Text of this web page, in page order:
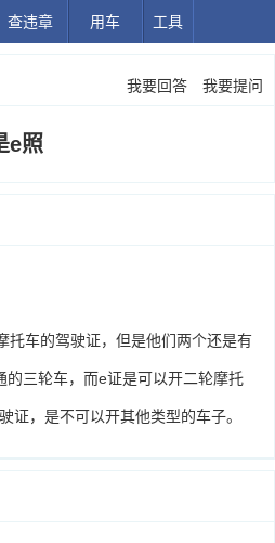
查违章 用车 工具
我要回答 我要提问
e照
托车的驾驶证，但是他们两个还是有
的三轮车，而e证是可以开二轮摩托
证，是不可以开其他类型的车子。